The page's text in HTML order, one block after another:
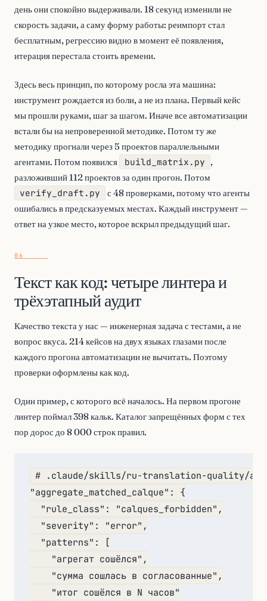
день они спокойно выдерживали. 18 секунд изменили не
скорость задачи, а саму форму работы: реимпорт стал
бесплатным, регрессию видно в момент её появления,
итерация перестала стоить времени.
Здесь весь принцип, по которому росла эта машина:
инструмент рождается из боли, а не из плана. Первый кейс
мы прошли руками, шаг за шагом. Иначе все автоматизации
встали бы на непроверенной методике. Потом ту же
методику прогнали через 5 проектов параллельными
агентами. Потом появился
build_matrix.py ,
разложивший 112 проектов за один прогон. Потом
verify_draft.py
с 48 проверками, потому что агенты
ошибались в предсказуемых местах. Каждый инструмент —
ответ на узкое место, которое вскрыл предыдущий шаг.
Текст как код: четыре линтера и
трёхэтапный аудит
Качество текста у нас — инженерная задача с тестами, а не
вопрос вкуса. 214 кейсов на двух языках глазами после
каждого прогона автоматизации не вычитать. Поэтому
проверки оформлены как код.
Один пример, с которого всё началось. На первом прогоне
линтер поймал 398 кальк. Каталог запрещённых форм с тех
пор дорос до 8 000 строк правил.
# .claude/skills/ru-translation-quality/
"aggregate_matched_calque": {
  "rule_class": "calques_forbidden",
  "severity": "error",
  "patterns": [
    "агрегат сошёлся",
    "сумма сошлась в согласованные",
    "итог сошёлся в N часов"